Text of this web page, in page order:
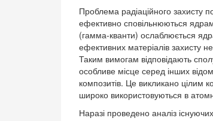
Проблема радіаційного захисту
ефективно сповільнюються
(гамма-кванти) ослаблюється
ефективних матеріалів захисту
Таким вимогам відповідають
особливе місце серед інших
композитів. Це викликано цілим
широко використовуються в
Наразі проведено аналіз